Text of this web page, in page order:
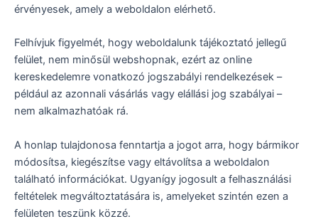
érvényesek, amely a weboldalon elérhető.
Felhívjuk figyelmét, hogy weboldalunk tájékoztató jellegű
felület, nem minősül webshopnak, ezért az online
kereskedelemre vonatkozó jogszabályi rendelkezések –
például az azonnali vásárlás vagy elállási jog szabályai –
nem alkalmazhatóak rá.
A honlap tulajdonosa fenntartja a jogot arra, hogy bármikor
módosítsa, kiegészítse vagy eltávolítsa a weboldalon
található információkat. Ugyanígy jogosult a felhasználási
feltételek megváltoztatására is, amelyeket szintén ezen a
felületen teszünk közzé.